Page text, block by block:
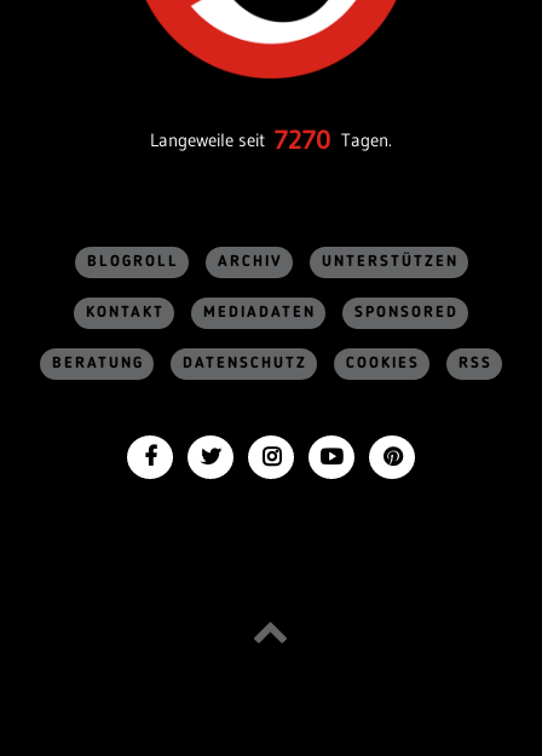
Langeweile seit 7270 Tagen.
BLOGROLL ARCHIV UNTERSTÜTZEN
KONTAKT MEDIADATEN SPONSORED
BERATUNG DATENSCHUTZ COOKIES RSS